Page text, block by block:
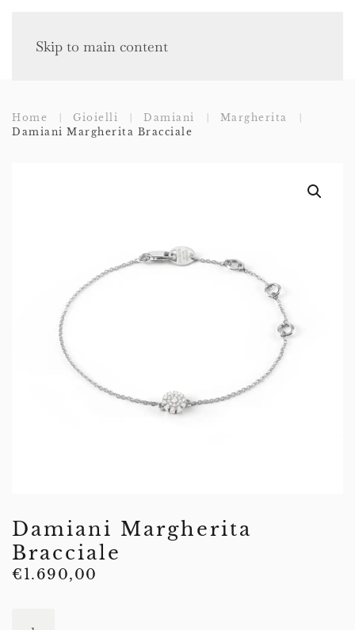
Skip to main content
Home Gioielli Damiani
Margherita
Damiani Margherita Bracciale
Damiani Margherita
Bracciale
€1.690,00